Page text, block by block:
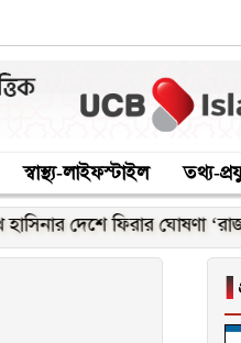
স্বাস্থ্য-লাইফস্টাইল তথ্য-
ফিরার ঘোষণা ‘রাজনৈতিক
▐